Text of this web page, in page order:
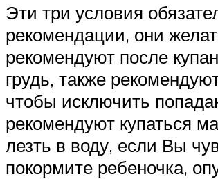
Эти три условия
рекомендации, они
рекомендуют после
грудь, также
чтобы исключить
рекомендуют купаться
лезть в воду, если Вы
покормите ребеночка,